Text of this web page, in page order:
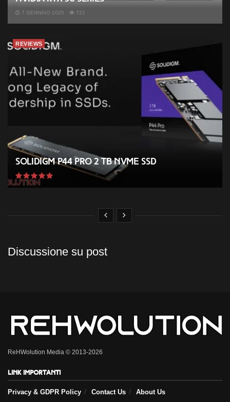
7 GENNAIO 2025 721
REVIEWS
Solidigm P44 Pro 2 TB NVMe SSD
Discussione su post
ReHWolution Media © 2013-2026
Link importanti
Privacy & GDPR Policy Contact Us About Us